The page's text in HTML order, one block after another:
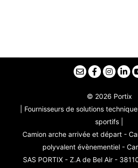
© 2026 Portix
| Fournisseurs de solutions
sportifs |
Camion arche arrivée et départ -
polyvalent évènementiel -
SAS PORTIX - Z.A de Bel Air -